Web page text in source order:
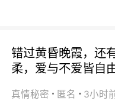
错过黄昏晚霞，还
柔，爱与不爱皆自由
真情秘密 匿名 3小时